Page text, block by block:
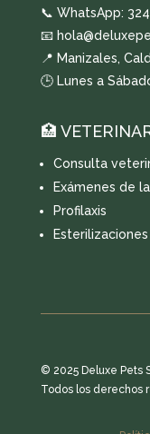
📞 WhatsApp:
📧
📍 Manizales,
🕒 Lunes a
🏥
Consulta
Exámenes de
Profilaxis
Esterilizaciones
© 2025 Deluxe Pets
Todos los derechos